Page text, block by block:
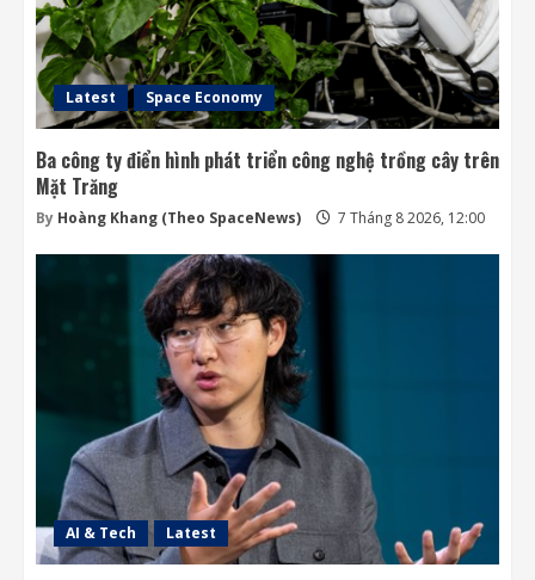
4
người dùng ChatGPT miễn phí
7 Tháng 8 2026, 07:55
Latest Space Economy
Ba công ty điển hình phát triển công nghệ trồng cây trên
Mặt Trăng
By Hoàng Khang (Theo SpaceNews) 7 Tháng 8 2026, 12:00
AI & Tech Latest